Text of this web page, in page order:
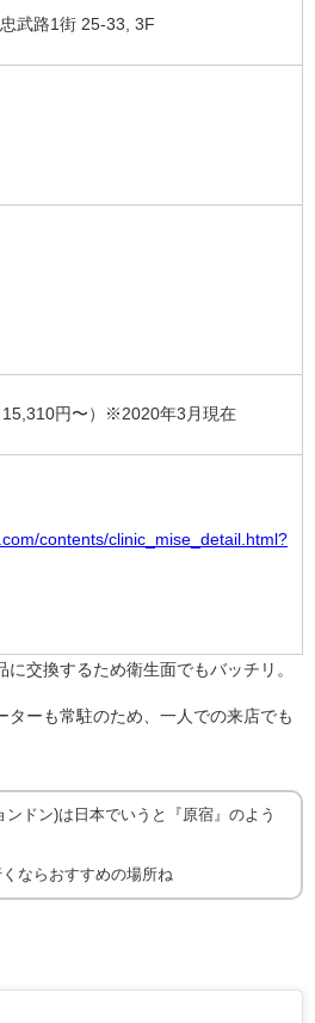
武路1街 25-33, 3F
15,310円〜）※2020年3月現在
contents/clinic_mise_detail.html?
交換するため衛生面でもバッチリ。
ターも常駐のため、一人での来店でも
ンドン)は日本でいうと『原宿』のよう
ならおすすめの場所ね